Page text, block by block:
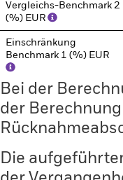
Vergleichs-Benchmark 2
(%) EUR
Einschränkung
Benchmark 1 (%) EUR
Bei der
der
Die